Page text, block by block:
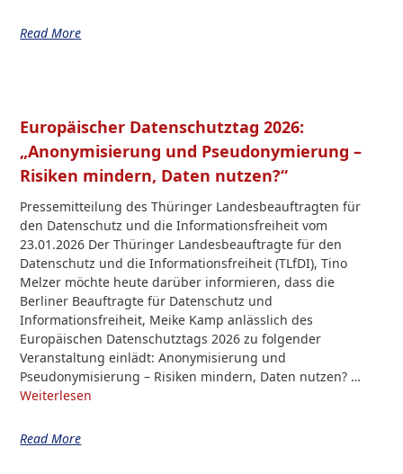
Read More
Europäischer Datenschutztag 2026:
„Anonymisierung und Pseudonymierung –
Risiken mindern, Daten nutzen?“
Pressemitteilung des Thüringer Landesbeauftragten für
den Datenschutz und die Informationsfreiheit vom
23.01.2026 Der Thüringer Landesbeauftragte für den
Datenschutz und die Informationsfreiheit (TLfDI), Tino
Melzer möchte heute darüber informieren, dass die
Berliner Beauftragte für Datenschutz und
Informationsfreiheit, Meike Kamp anlässlich des
Europäischen Datenschutztags 2026 zu folgender
Veranstaltung einlädt: Anonymisierung und
Pseudonymisierung – Risiken mindern, Daten nutzen? …
Weiterlesen
Read More